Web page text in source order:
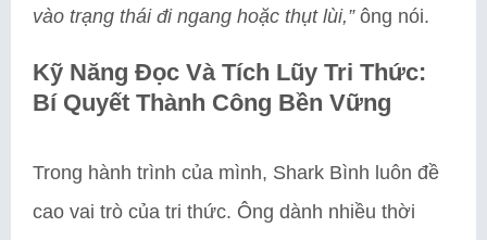
vào trạng thái đi ngang hoặc thụt lùi,”ông nói.
Kỹ Năng Đọc Và Tích Lũy Tri Thức:
Bí Quyết Thành Công Bền Vững
Trong hành trình của mình, Shark Bình luôn đề
cao vai trò của tri thức. Ông dành nhiều thời